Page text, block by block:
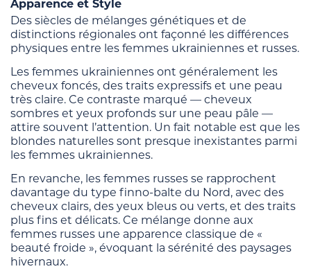
Apparence et Style
Des siècles de mélanges génétiques et de
distinctions régionales ont façonné les différences
physiques entre les femmes ukrainiennes et russes.
Les femmes ukrainiennes ont généralement les
cheveux foncés, des traits expressifs et une peau
très claire. Ce contraste marqué — cheveux
sombres et yeux profonds sur une peau pâle —
attire souvent l’attention. Un fait notable est que les
blondes naturelles sont presque inexistantes parmi
les femmes ukrainiennes.
En revanche, les femmes russes se rapprochent
davantage du type finno-balte du Nord, avec des
cheveux clairs, des yeux bleus ou verts, et des traits
plus fins et délicats. Ce mélange donne aux
femmes russes une apparence classique de «
beauté froide », évoquant la sérénité des paysages
hivernaux.